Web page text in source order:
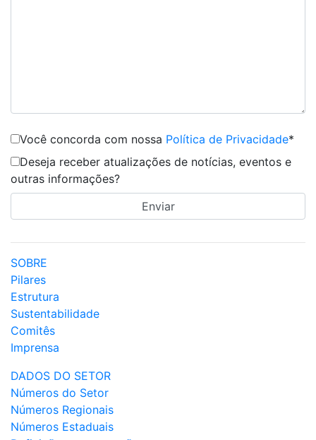
Você concorda com nossa Política de Privacidade*
Deseja receber atualizações de notícias, eventos e
outras informações?
SOBRE
Pilares
Estrutura
Sustentabilidade
Comitês
Imprensa
DADOS DO SETOR
Números do Setor
Números Regionais
Números Estaduais